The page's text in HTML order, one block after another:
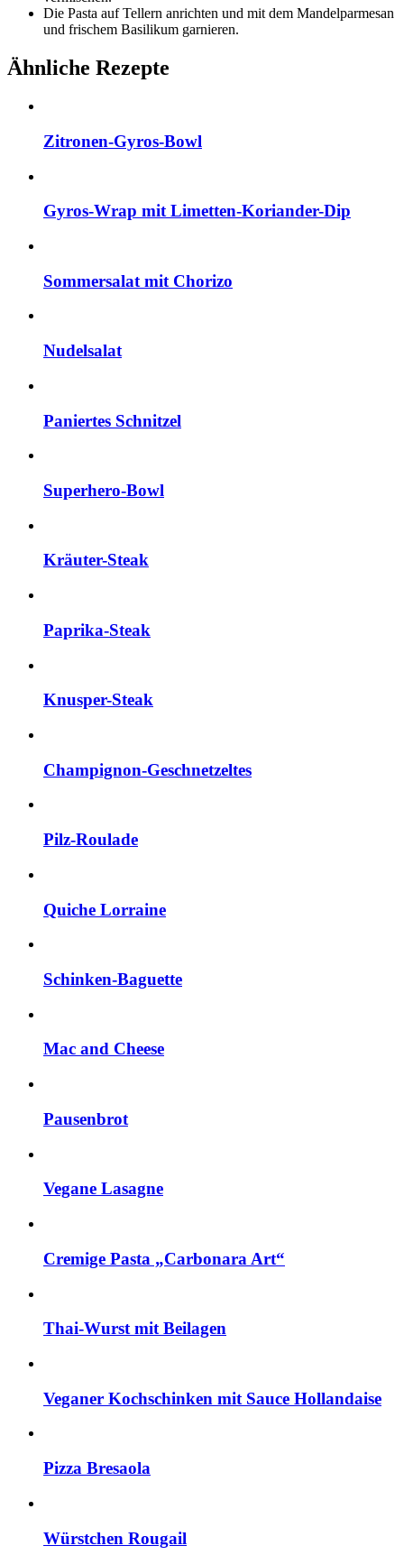
Die Pasta auf Tellern anrichten und mit dem Mandelparmesan
und frischem Basilikum garnieren.
Ähnliche Rezepte
Zitronen-Gyros-Bowl
Gyros-Wrap mit Limetten-Koriander-Dip
Sommersalat mit Chorizo
Nudelsalat
Paniertes Schnitzel
Superhero-Bowl
Kräuter-Steak
Paprika-Steak
Knusper-Steak
Champignon-Geschnetzeltes
Pilz-Roulade
Quiche Lorraine
Schinken-Baguette
Mac and Cheese
Pausenbrot
Vegane Lasagne
Cremige Pasta „Carbonara Art“
Thai-Wurst mit Beilagen
Veganer Kochschinken mit Sauce Hollandaise
Pizza Bresaola
Würstchen Rougail